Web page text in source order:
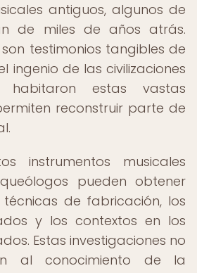
antiguos, algunos de
de miles de años atrás.
testimonios tangibles de
ingenio de las civilizaciones
habitaron estas vastas
reconstruir parte de
instrumentos musicales
pueden obtener
de fabricación, los
y los contextos en los
Estas investigaciones no
al conocimiento de la